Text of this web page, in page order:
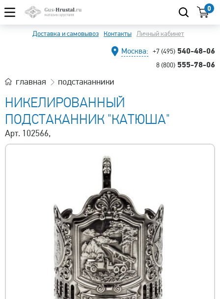
0
Доставка и самовывоз Контакты Личный кабинет
Москва: +7 (495) 540-48-06
8 (800) 555-78-06
главная подстаканники
НИКЕЛИРОВАННЫЙ
ПОДСТАКАННИК "КАТЮША"
Арт. 102566,